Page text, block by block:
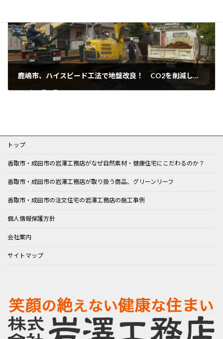
鹿嶋市、ハイスピード工法で地盤改良！ CO2を削減し地球環境に貢献します。
2022年10月21日
トップ
香取市・成田市の岩澤工務店がなぜ自然素材・健康住宅にこだわるのか？
香取市・成田市の岩澤工務店が取り扱う商品、グリーンリーフ
香取市・成田市の注文住宅の岩澤工務店の施工事例
個人情報保護方針
会社案内
サイトマップ